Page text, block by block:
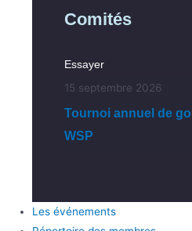
Comités
Essayer
15 septembre 2026
Tournoi annuel de
WSP
Les événements